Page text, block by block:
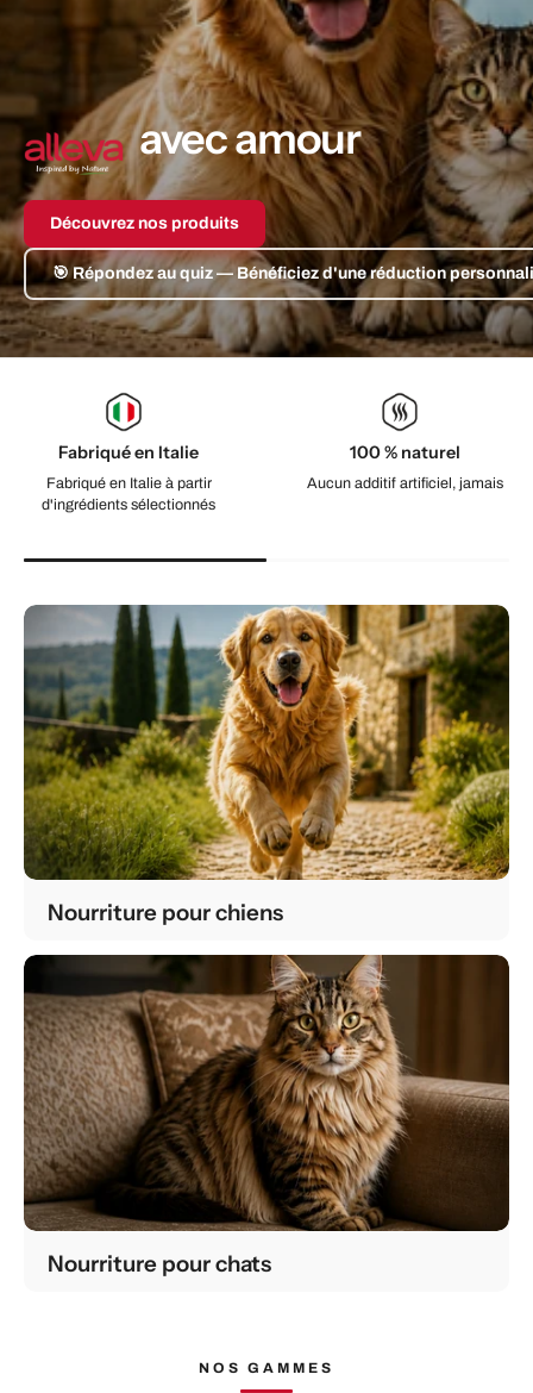
avec amour
Découvrez nos produits
🎯 Répondez au quiz — Bénéficiez d'une réduction
Fabriqué en Italie
Fabriqué en Italie à partir
d'ingrédients sélectionnés
100 % naturel
Aucun additif artificiel, jamais
Nourriture pour chiens
Nourriture pour chats
NOS GAMMES